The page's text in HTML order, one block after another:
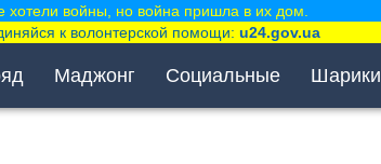
Маджонг Социальные Шарики
хотели войны, но война пришла в их дом.
к волонтерской помощи: u24.gov.ua